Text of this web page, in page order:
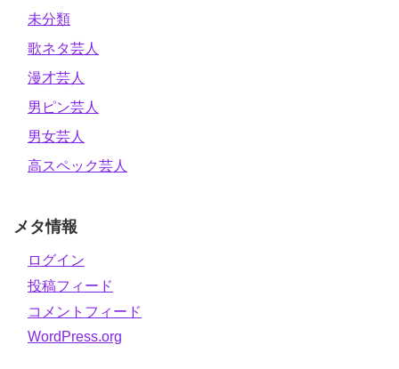
未分類
歌ネタ芸人
漫才芸人
男ピン芸人
男女芸人
高スペック芸人
メタ情報
ログイン
投稿フィード
コメントフィード
WordPress.org